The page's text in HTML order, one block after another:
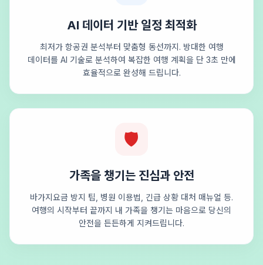
AI 데이터 기반 일정 최적화
최저가 항공권 분석부터 맞춤형 동선까지. 방대한 여행
데이터를 AI 기술로 분석하여 복잡한 여행 계획을 단 3초 만에
효율적으로 완성해 드립니다.
🛡️
가족을 챙기는 진심과 안전
바가지요금 방지 팁, 병원 이용법, 긴급 상황 대처 매뉴얼 등.
여행의 시작부터 끝까지 내 가족을 챙기는 마음으로 당신의
안전을 든든하게 지켜드립니다.